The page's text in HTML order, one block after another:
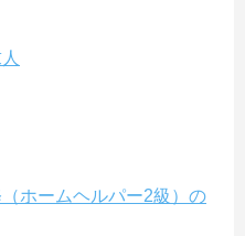
ホームヘルパー2級）の